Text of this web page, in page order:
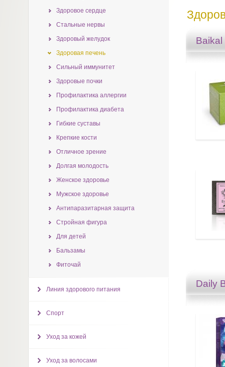
Daily
Здоровое сердце
Стальные нервы
Здоровый желудок
Здоровая печень
Сильный иммунитет
Здоровые почки
Профилактика аллергии
Профилактика диабета
Гибкие суставы
Крепкие кости
Отличное зрение
Долгая молодость
Женское здоровье
Мужское здоровье
Антипаразитарная защита
Стройная фигура
Для детей
Бальзамы
Фиточай
Линия здорового питания
Спорт
Уход за кожей
Уход за волосами